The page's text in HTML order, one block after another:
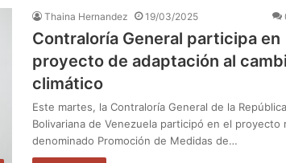
Thaina Hernandez 19/03/2025
Contraloría General participa en
proyecto de adaptación al
climático
Este martes, la Contraloría General de la República
Bolivariana de Venezuela participó en el proyecto
denominado Promoción de Medidas de…